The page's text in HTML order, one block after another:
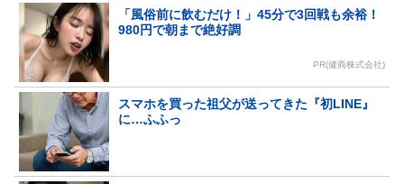
「風俗前に飲むだけ！」45分で3回戦も余裕！
980円で朝まで絶好調
PR(健商株式会社)
スマホを買った祖父が送ってきた『初LINE』
に…ふふっ